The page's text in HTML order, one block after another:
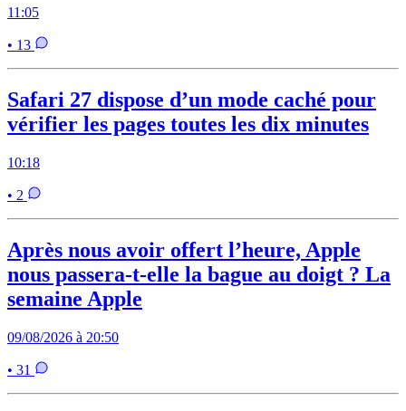
11:05
• 13
Safari 27 dispose d’un mode caché pour
vérifier les pages toutes les dix minutes
10:18
• 2
Après nous avoir offert l’heure, Apple
nous passera-t-elle la bague au doigt ? La
semaine Apple
09/08/2026 à 20:50
• 31